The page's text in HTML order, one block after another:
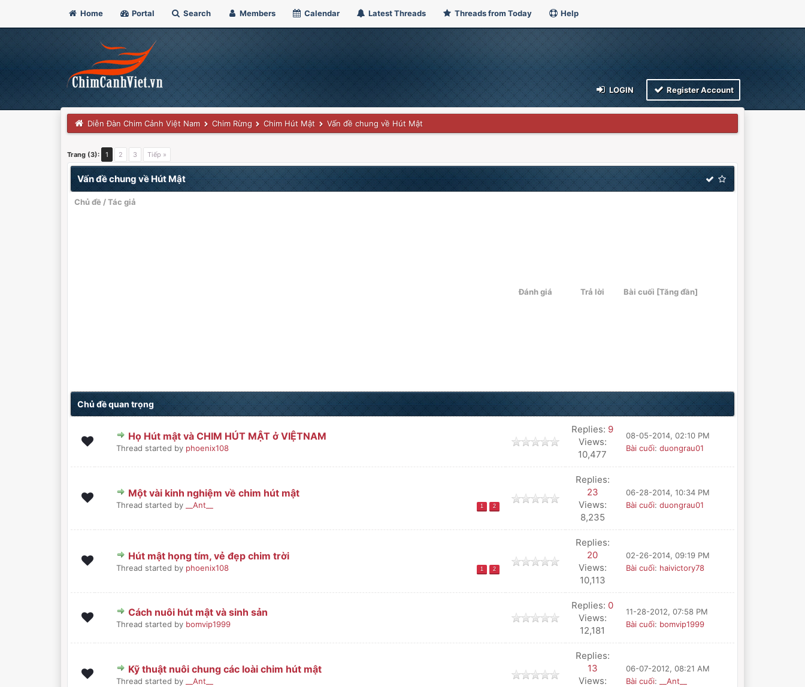
Home Portal Search Members Calendar Latest Threads Threads from Today Help
LOGIN Register Account
Diễn Đàn Chim Cảnh Việt Nam Chim Rừng Chim Hút Mật Vấn đề chung về Hút Mật
Trang (3): 1 2 3 Tiếp »
Vấn đề chung về Hút Mật
Chủ đề/Tác giả
Đánh giá Trả lời Bài cuối [Tăng đần]
Chủ đề quan trọng
Họ Hút mật và CHIM HÚT MẬT ở VIỆTNAM
Thread started by phoenix108
0 Bình chọn - 0 trong 5 sao
12 345
Replies: 9
Views:
10,477
08-05-2014, 02:10 PM
Bài cuối: duongrau01
Một vài kinh nghiệm về chim hút mật
Thread started by __Ant__ 1 2
0 Bình chọn - 0 trong 5 sao
12 345
Replies:
23
Views:
8,235
06-28-2014, 10:34 PM
Bài cuối: duongrau01
Hút mật họng tím, vẻ đẹp chim trời
Thread started by phoenix108 1 2
0 Bình chọn - 0 trong 5 sao
12345
Replies:
20
Views:
10,113
02-26-2014, 09:19 PM
Bài cuối: haivictory78
Cách nuôi hút mật và sinh sản
Thread started by bomvip1999
0 Bình chọn - 0 trong 5 sao
12345
Replies: 0
Views:
12,181
11-28-2012, 07:58 PM
Bài cuối: bomvip1999
Kỹ thuật nuôi chung các loài chim hút mật
Thread started by __Ant__
0 Bình chọn - 0 trong 5 sao
12345
Replies:
13
Views:
06-07-2012, 08:21 AM
Bài cuối: __Ant__